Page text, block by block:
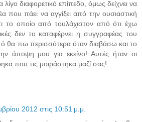
διαφορετικό επίπεδο, όμως δείχνει να
που πάει να αγγίξει από την ουσιαστική
το οποίο από τουλάχιστον από ότι έχω
δεν το καταφέρνει η συγγραφέας του
θα πω περισσότερα όταν διαβάσω και το
άποψη μου για εκείνο! Αυτές ήταν οι
που τις μοιράστηκα μαζί σας!
2012 στις 10:51 μ.μ.